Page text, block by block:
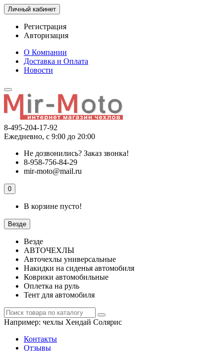
Личный кабинет
Регистрация
Авторизация
О Компании
Доставка и Оплата
Новости
8-495-204-17-92
Ежедневно, с 9:00 до 20:00
Не дозвонились? Заказ звонка!
8-958-756-84-29
mir-moto@mail.ru
0
В корзине пусто!
Везде
Везде
АВТОЧЕХЛЫ
Авточехлы универсальные
Накидки на сиденья автомобиля
Коврики автомобильные
Оплетка на руль
Тент для автомобиля
Например: чехлы Хендай Солярис
Контакты
Отзывы